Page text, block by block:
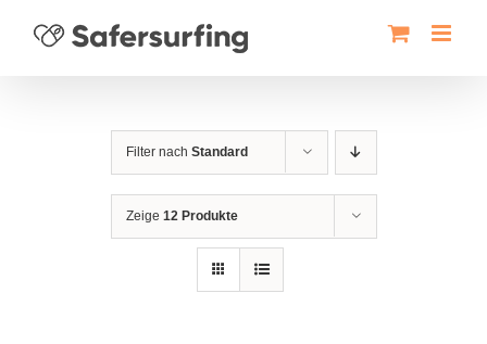
Inhalt
Filter nach Standard
Zeige 12 Produkte